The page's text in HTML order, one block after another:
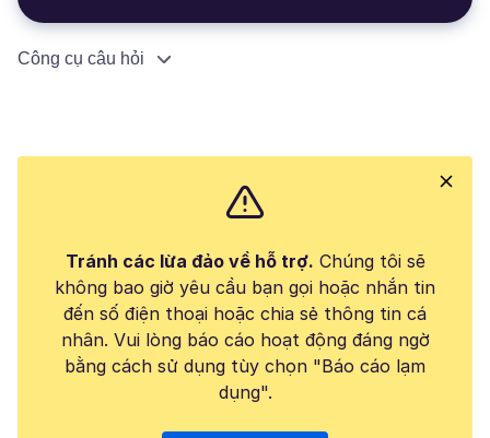
Công cụ câu hỏi
Tránh các lừa đảo về hỗ trợ. Chúng tôi sẽ
không bao giờ yêu cầu bạn gọi hoặc nhắn tin
đến số điện thoại hoặc chia sẻ thông tin cá
nhân. Vui lòng báo cáo hoạt động đáng ngờ
bằng cách sử dụng tùy chọn "Báo cáo lạm
dụng".